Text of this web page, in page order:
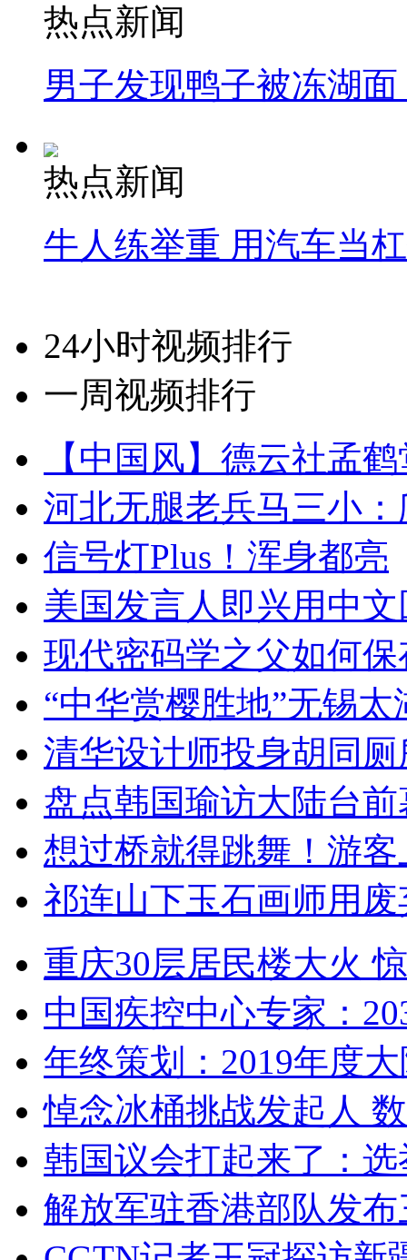
热点新闻
男子发现鸭子被冻湖
热点新闻
牛人练举重 用汽车当
24小时视频排行
一周视频排行
【中国风】德云社孟
河北无腿老兵马三小
信号灯Plus！浑身都亮
美国发言人即兴用中
现代密码学之父如何
“中华赏樱胜地”无锡
清华设计师投身胡同
盘点韩国瑜访大陆台
想过桥就得跳舞！游客
祁连山下玉石画师用
重庆30层居民楼大火
中国疾控中心专家：
年终策划：2019年度
悼念冰桶挑战发起人
韩国议会打起来了：
解放军驻香港部队发